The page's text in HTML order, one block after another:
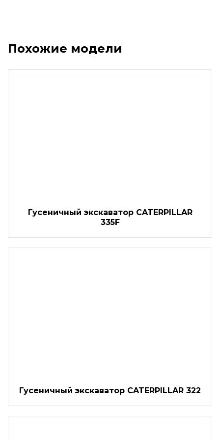
Похожие модели
Гусеничный экскаватор CATERPILLAR
335F
Гусеничный экскаватор CATERPILLAR 322